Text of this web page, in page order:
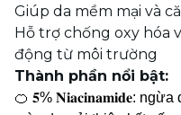
Giúp da mềm mại và
Hỗ trợ chống oxy hóa
động từ môi trường
Thành phần nổi bật:
🍊 𝟓% 𝐍𝐢𝐚𝐜𝐢𝐧𝐚𝐦𝐢𝐝𝐞: